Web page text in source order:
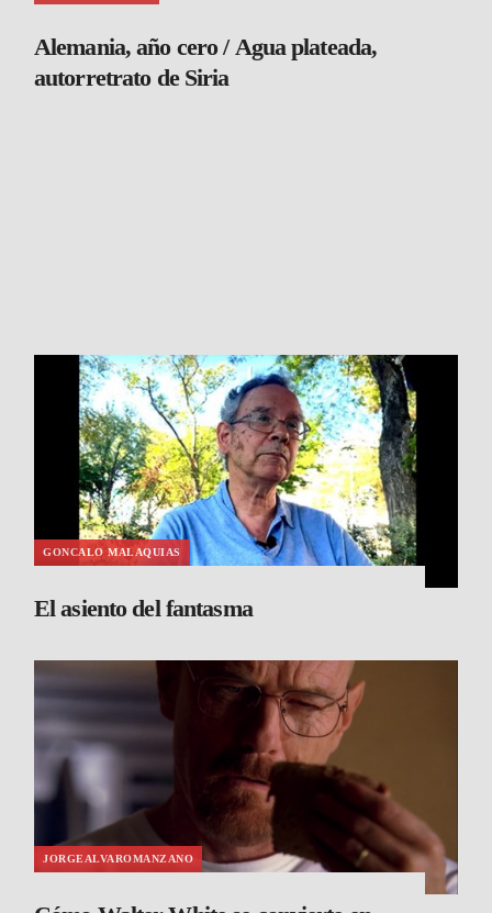
Alemania, año cero / Agua plateada,
autorretrato de Siria
GONCALO MALAQUIAS
El asiento del fantasma
JORGEALVAROMANZANO